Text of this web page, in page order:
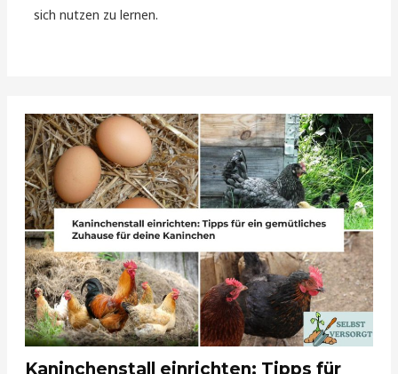
sich nutzen zu lernen.
Kaninchenstall einrichten: Tipps für